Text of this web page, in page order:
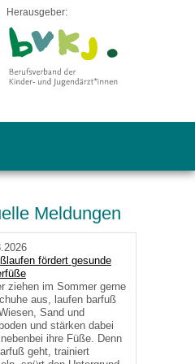
Herausgeber:
Meldungen
fördert gesunde
ziehen im Sommer gerne
aus, laufen barfuß
Sand und
und stärken dabei
ihre Füße. Denn
geht, trainiert